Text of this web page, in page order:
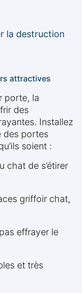
la destruction
attractives
porte, la
des
Installez
des portes
soient :
chat de s’étirer
griffoir chat,
effrayer le
et très